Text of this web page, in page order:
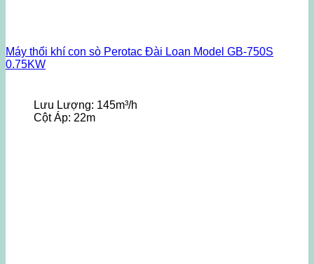
Máy thổi khí con sò Perotac Đài Loan Model GB-750S
0.75KW
Lưu Lượng: 145m³/h
Cột Áp: 22m